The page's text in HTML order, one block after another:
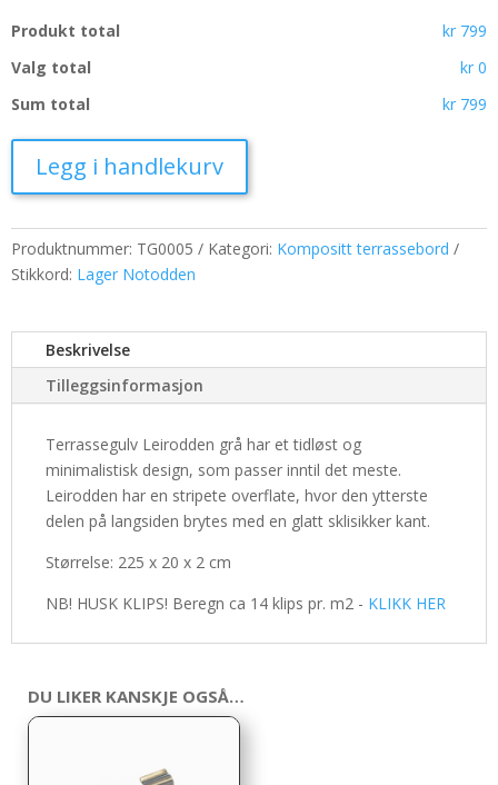
Produkt total
kr 799
Valg total
kr 0
Sum total
kr 799
Legg i handlekurv
Produktnummer: TG0005 Kategori: Kompositt terrassebord
Stikkord: Lager Notodden
Beskrivelse
Tilleggsinformasjon
Terrassegulv Leirodden grå har et tidløst og
minimalistisk design, som passer inntil det meste.
Leirodden har en stripete overflate, hvor den ytterste
delen på langsiden brytes med en glatt sklisikker kant.
Størrelse: 225 x 20 x 2 cm
NB! HUSK KLIPS! Beregn ca 14 klips pr. m2 - KLIKK HER
DU LIKER KANSKJE OGSÅ…